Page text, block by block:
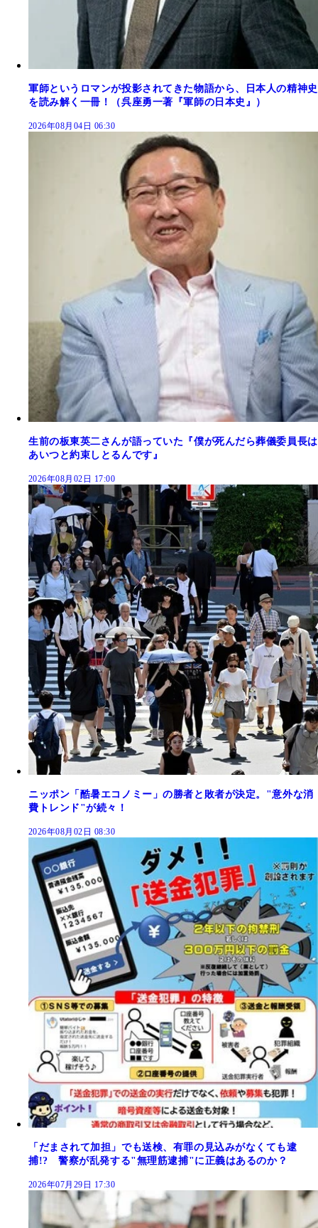
軍師というロマンが投影されてきた物語から、日本人の精神史
を読み解く一冊！（呉座勇一著『軍師の日本史』）
2026年08月04日 06:30
生前の板東英二さんが語っていた『僕が死んだら葬儀委員長は
あいつと約束しとるんです』
2026年08月02日 17:00
ニッポン「酷暑エコノミー」の勝者と敗者が決定。"意外な消
費トレンド"が続々！
2026年08月02日 08:30
「だまされて加担」でも送検、有罪の見込みがなくても逮
捕!? 警察が乱発する"無理筋逮捕"に正義はあるのか？
2026年07月29日 17:30